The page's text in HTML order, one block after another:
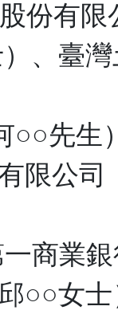
份有限
、臺
先生
限公司
業銀
○○女